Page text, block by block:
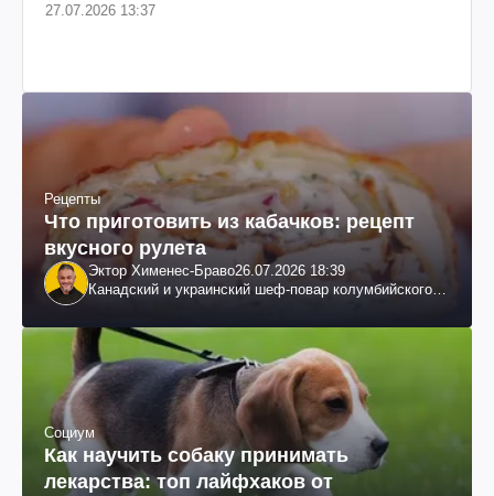
27.07.2026 13:37
Рецепты
Что приготовить из кабачков: рецепт
вкусного рулета
Эктор Хименес-Браво26.07.2026 18:39
Канадский и украинский шеф-повар колумбийского
Социум
Как научить собаку принимать
лекарства: топ лайфхаков от